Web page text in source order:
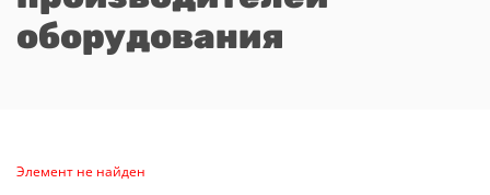
оборудования
Элемент не найден